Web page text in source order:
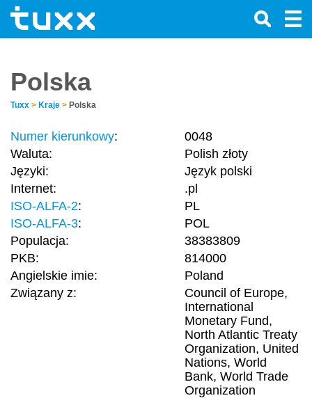
Polska
Tuxx > Kraje > Polska
Numer kierunkowy:
0048
Waluta:
Polish złoty
Języki:
Język polski
Internet:
.pl
ISO-ALFA-2:
PL
ISO-ALFA-3:
POL
Populacja:
38383809
PKB:
814000
Angielskie imie:
Poland
Związany z:
Council of Europe,
International
Monetary Fund,
North Atlantic Treaty
Organization, United
Nations, World
Bank, World Trade
Organization